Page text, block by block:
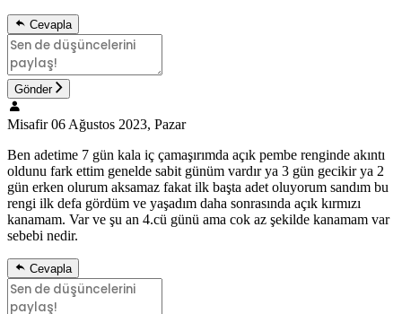
Cevapla
Gönder
Misafir 06 Ağustos 2023, Pazar
Ben adetime 7 gün kala iç çamaşırımda açık pembe renginde akıntı
oldunu fark ettim genelde sabit günüm vardır ya 3 gün gecikir ya 2
gün erken olurum aksamaz fakat ilk başta adet oluyorum sandım bu
rengi ilk defa gördüm ve yaşadım daha sonrasında açık kırmızı
kanamam. Var ve şu an 4.cü günü ama cok az şekilde kanamam var
sebebi nedir.
Cevapla